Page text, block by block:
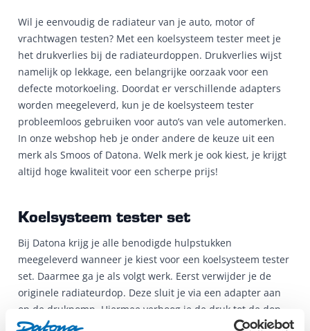
Wil je eenvoudig de radiateur van je auto, motor of
vrachtwagen testen? Met een koelsysteem tester meet je
het drukverlies bij de radiateurdoppen. Drukverlies wijst
namelijk op lekkage, een belangrijke oorzaak voor een
defecte motorkoeling. Doordat er verschillende adapters
worden meegeleverd, kun je de koelsysteem tester
probleemloos gebruiken voor auto’s van vele automerken.
In onze webshop heb je onder andere de keuze uit een
merk als Smoos of Datona. Welk merk je ook kiest, je krijgt
altijd hoge kwaliteit voor een scherpe prijs!
Koelsysteem tester set
Bij Datona krijg je alle benodigde hulpstukken
meegeleverd wanneer je kiest voor een koelsysteem tester
set. Daarmee ga je als volgt werk. Eerst verwijder je de
originele radiateurdop. Deze sluit je via een adapter aan
op de drukpomp. Hiermee verhoog je de druk tot de dop
open gaat. Nu weet je wat de juiste druk van de